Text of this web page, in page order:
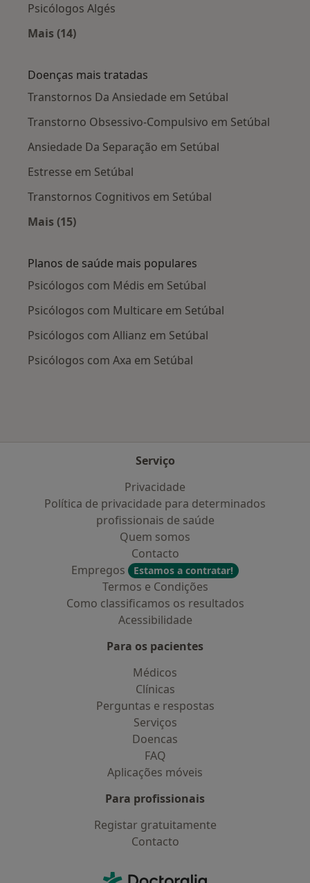
Psicólogos Algés
Mais (14)
Doenças mais tratadas
Transtornos Da Ansiedade em Setúbal
Transtorno Obsessivo-Compulsivo em Setúbal
Ansiedade Da Separação em Setúbal
Estresse em Setúbal
Transtornos Cognitivos em Setúbal
Mais (15)
Planos de saúde mais populares
Psicólogos com Médis em Setúbal
Psicólogos com Multicare em Setúbal
Psicólogos com Allianz em Setúbal
Psicólogos com Axa em Setúbal
Serviço
Privacidade
Política de privacidade para determinados
profissionais de saúde
Quem somos
Contacto
Empregos
Estamos a contratar!
Termos e Condições
Como classificamos os resultados
Acessibilidade
Para os pacientes
Médicos
Clínicas
Perguntas e respostas
Serviços
Doencas
FAQ
Aplicações móveis
Para profissionais
Registar gratuitamente
Contacto
Doctoralia - Homepage